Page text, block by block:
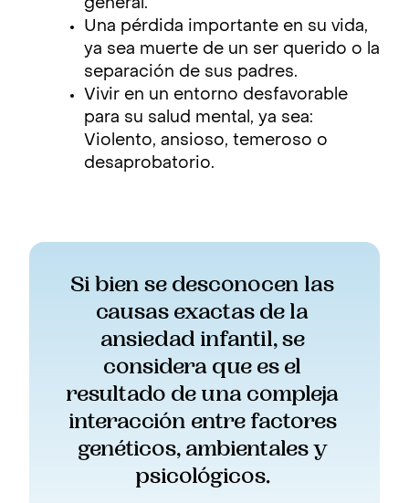
general.
Una pérdida importante en su vida,
ya sea muerte de un ser querido o la
separación de sus padres.
Vivir en un entorno desfavorable
para su salud mental, ya sea:
Violento, ansioso, temeroso o
desaprobatorio.
Si bien se desconocen las
causas exactas de la
ansiedad infantil, se
considera que es el
resultado de una compleja
interacción entre factores
genéticos, ambientales y
psicológicos.